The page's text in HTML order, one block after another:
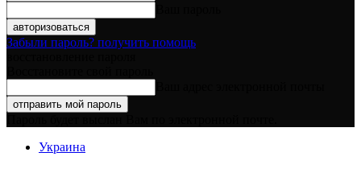
Забыли пароль? получить помощь
Украина